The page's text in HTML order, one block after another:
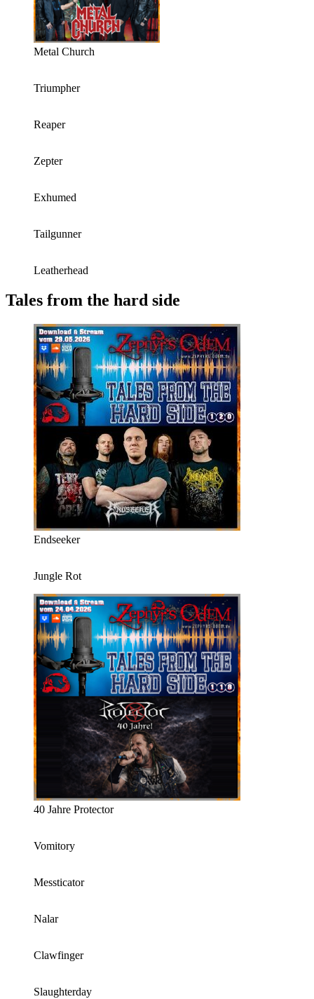
Metal Church
Triumpher
Reaper
Zepter
Exhumed
Tailgunner
Leatherhead
Tales from the hard side
Endseeker
Jungle Rot
40 Jahre Protector
Vomitory
Messticator
Nalar
Clawfinger
Slaughterday